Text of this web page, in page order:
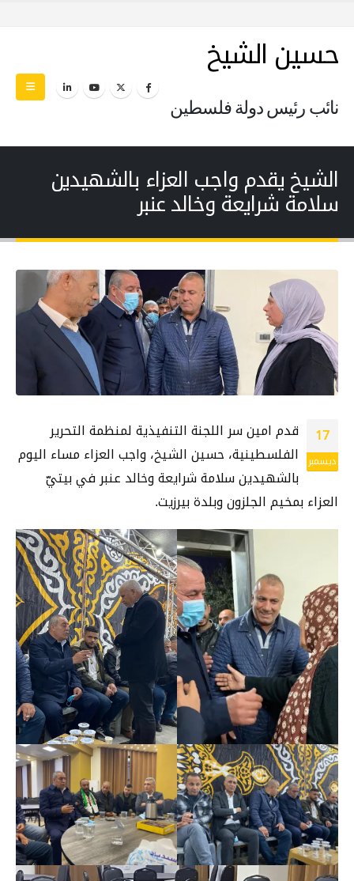
حسين الشيخ
نائب رئيس دولة فلسطين
الشيخ يقدم واجب العزاء بالشهيدين
سلامة شرايعة وخالد عنبر
17
ديسمبر
قدم امين سر اللجنة التنفيذية لمنظمة التحرير
الفلسطينية، حسين الشيخ، واجب العزاء مساء اليوم
بالشهيدين سلامة شرايعة وخالد عنبر في بيتيّ
العزاء بمخيم الجلزون وبلدة بيرزيت.